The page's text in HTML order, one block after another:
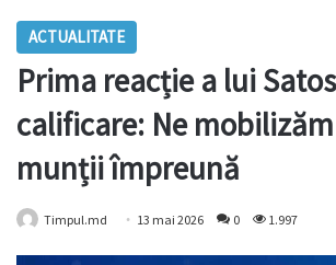
ACTUALITATE
Prima reacție a lui
calificare: Ne
munții împreună
Timpul.md 13 mai 2026 0 1.997